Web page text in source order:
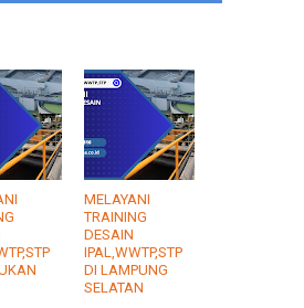
MELAYANI
TRAINING
DESAIN
IPAL,WWTP,STP
DI LAMPUNG
SELATAN